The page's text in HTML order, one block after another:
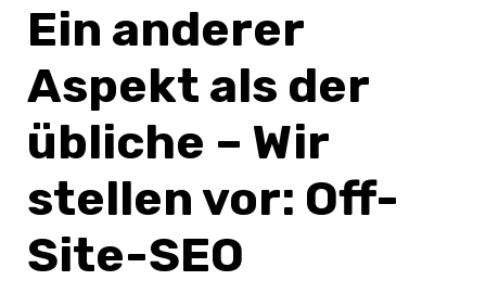
Ein anderer
Aspekt als der
übliche – Wir
stellen vor: Off-
Site-SEO